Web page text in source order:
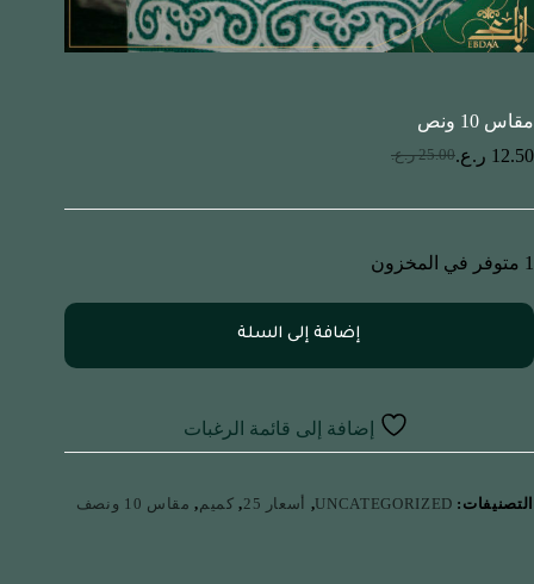
مقاس 10 ونص
25.00 ر.ع. 12.50 ر.ع.
1 متوفر في المخزون
إضافة إلى السلة
إضافة إلى قائمة الرغبات
التصنيفات: UNCATEGORIZED
, أسعار 25 , كميم , مقاس 10 ونصف